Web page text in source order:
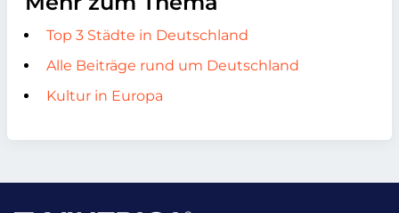
Top 3 Städte in Deutschland
Alle Beiträge rund um Deutschland
Kultur in Europa